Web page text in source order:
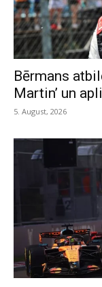
Bērmans
Martin’ un
5. August, 2026